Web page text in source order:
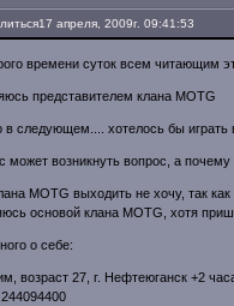
17 апреля, 2009г. 09:41:53
времени суток всем читающим
представителем клана MOTG
в следующем.... хотелось бы играть
может возникнуть вопрос, а
MOTG выходить не хочу, так
основой клана MOTG, хотя
о себе:
возраст 27, г. Нефтеюганск +2